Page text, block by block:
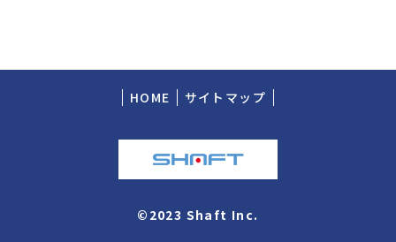
HOME サイトマップ
©2023 Shaft Inc.